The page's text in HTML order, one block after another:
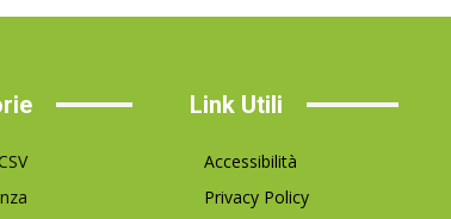
Link Utili
Accessibilità
Privacy Policy